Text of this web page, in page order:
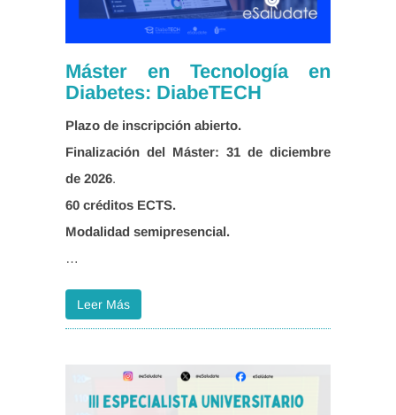
Máster en Tecnología en
Diabetes: DiabeTECH
Finalización del Máster: 31 de diciembre
de 2026
…
Leer Más